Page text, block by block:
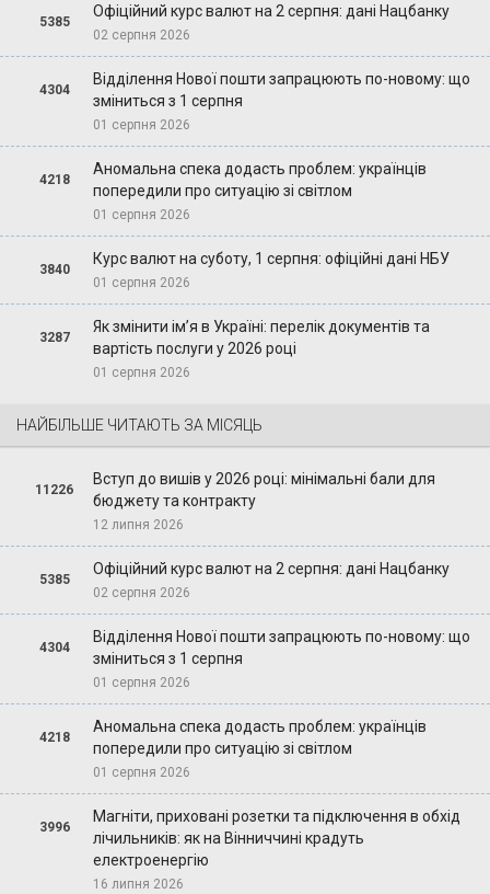
5385
Офіційний курс валют на 2 серпня: дані Нацбанку
02 серпня 2026
4304
Відділення Нової пошти запрацюють по-новому: що
зміниться з 1 серпня
01 серпня 2026
4218
Аномальна спека додасть проблем: українців
попередили про ситуацію зі світлом
01 серпня 2026
3840
Курс валют на суботу, 1 серпня: офіційні дані НБУ
01 серпня 2026
3287
Як змінити ім’я в Україні: перелік документів та
вартість послуги у 2026 році
01 серпня 2026
НАЙБІЛЬШЕ ЧИТАЮТЬ ЗА МІСЯЦЬ
11226
Вступ до вишів у 2026 році: мінімальні бали для
бюджету та контракту
12 липня 2026
5385
Офіційний курс валют на 2 серпня: дані Нацбанку
02 серпня 2026
4304
Відділення Нової пошти запрацюють по-новому: що
зміниться з 1 серпня
01 серпня 2026
4218
Аномальна спека додасть проблем: українців
попередили про ситуацію зі світлом
01 серпня 2026
3996
Магніти, приховані розетки та підключення в обхід
лічильників: як на Вінниччині крадуть
електроенергію
16 липня 2026